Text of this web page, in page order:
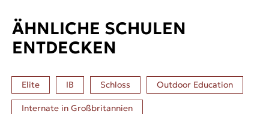
ÄHNLICHE SCHULEN
ENTDECKEN
Elite IB Schloss Outdoor Education
Internate in Großbritannien